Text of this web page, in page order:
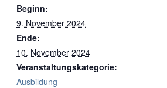
Beginn:
9. November 2024
Ende:
10. November 2024
Veranstaltungskategorie:
Ausbildung